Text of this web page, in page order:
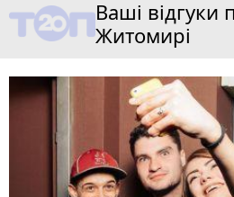
Ваші відгуки
Житомирі